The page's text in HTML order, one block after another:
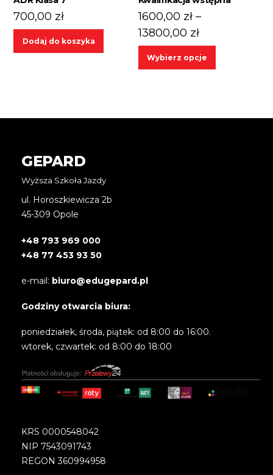
700,00 zł
Dodaj do koszyka
1600,00 zł –
13800,00 złZakres
cen:
od
Wybierz opcje
produkt
GEPARD
Wyższa Szkoła Jazdy
ul. Horoszkiewicza 2b
45-309 Opole
+48 793 969 000
+48 77 453 93 50
e-mail: biuro@edugepard.pl
Godziny otwarcia biura:
poniedziałek, środa, piątek: od 8:00 do 16:00.
wtorek, czwartek: od 8:00 do 18:00
KRS 0000548042
NIP 7543091743
REGON 360994958